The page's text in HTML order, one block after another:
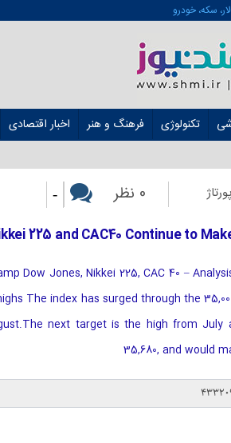
سکه، خودرو
تکنولوژی فرهنگ و هنر اخبار اقتصادی
0 نظر -
225 and CAC40 Continue to
Dow Jones, Nikkei 225, CAC 40 –
​The index has surged through the
next target is the high from July
35,680, and would